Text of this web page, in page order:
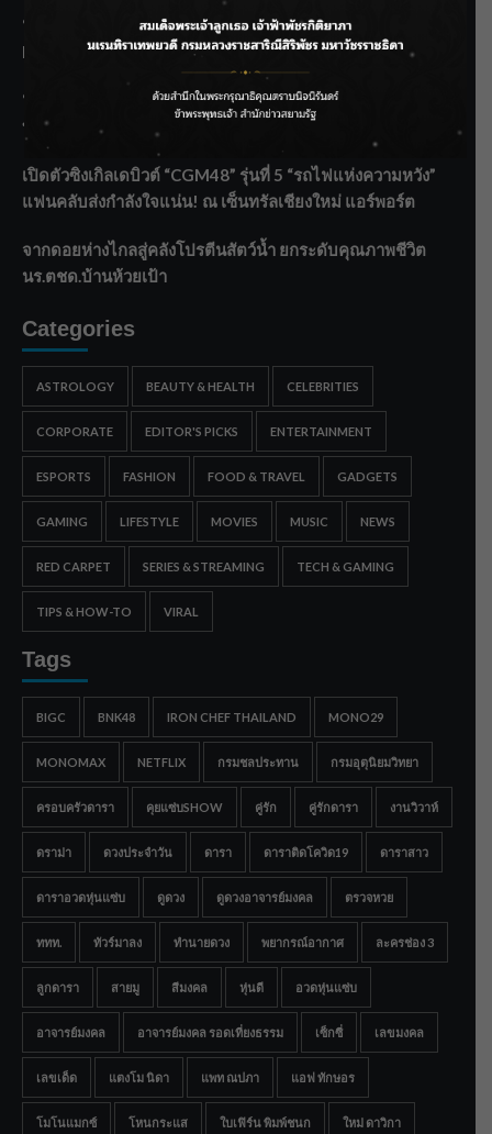
“BILLKIN” สร้างความภาคภูมิใจ คว้ารางวัลใหญ่ Weibo
Malaysia พร้อมโชว์สุดประทับใจ
“สุริยะ” สั่งกรมชลฯ เฝ้าระวังน้ำ 24 ชม. รับมือฝนสิงหาคม
บริหารเชิงรุกลดเสี่ยงน้ำท่วม
เปิดตัวซิงเกิลเดบิวต์ “CGM48” รุ่นที่ 5 “รถไฟแห่งความหวัง”
แฟนคลับส่งกำลังใจแน่น! ณ เซ็นทรัลเชียงใหม่ แอร์พอร์ต
จากดอยห่างไกลสู่คลังโปรตีนสัตว์น้ำ ยกระดับคุณภาพชีวิต
นร.ตชด.บ้านห้วยเป้า
Categories
ASTROLOGY BEAUTY & HEALTH CELEBRITIES
CORPORATE EDITOR'S PICKS ENTERTAINMENT
ESPORTS FASHION FOOD & TRAVEL GADGETS
GAMING LIFESTYLE MOVIES MUSIC NEWS
RED CARPET SERIES & STREAMING TECH & GAMING
TIPS & HOW-TO VIRAL
Tags
BIGC BNK48 IRON CHEF THAILAND MONO29
MONOMAX NETFLIX กรมชลประทาน กรมอุตุนิยมวิทยา
ครอบครัวดารา คุยแซ่บSHOW คู่รัก คู่รักดารา งานวิวาห์
ดราม่า ดวงประจำวัน ดารา ดาราติดโควิด19 ดาราสาว
ดาราอวดหุ่นแซ่บ ดูดวง ดูดวงอาจารย์มงคล ตรวจหวย
ททท. ทัวร์มาลง ทำนายดวง พยากรณ์อากาศ ละครช่อง 3
ลูกดารา สายมู สีมงคล หุ่นดี อวดหุ่นแซ่บ
อาจารย์มงคล อาจารย์มงคล รอดเที่ยงธรรม เซ็กซี่ เลขมงคล
เลขเด็ด แตงโม นิดา แพท ณปภา แอฟ ทักษอร
โมโนแมกซ์ โหนกระแส ใบเฟิร์น พิมพ์ชนก ใหม่ ดาวิกา